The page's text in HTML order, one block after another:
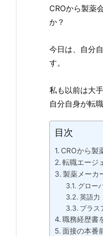
CROから製薬
か？
今日は、自分
す。
私も以前は大
自分自身が転
目次
CROから製
転職エージ
製薬メーカ
グロー
英語力
プラス
職務経歴書
面接の本番